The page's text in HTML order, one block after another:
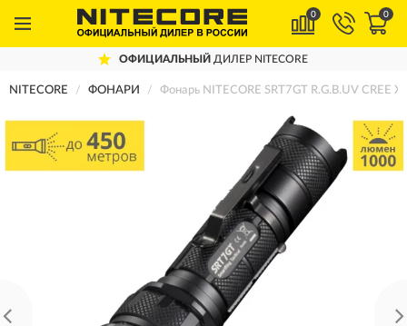
0 0
ОФИЦИАЛЬНЫЙДИЛЕР NITECORE
NITECORE ФОНАРИ Фонарь NITECORE SRT7GT R.G.B.UV CREE